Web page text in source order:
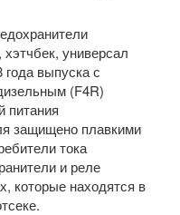
универсал
года выпуска с
(F4R)
питания
защищено плавкими
тока
и реле
которые находятся в